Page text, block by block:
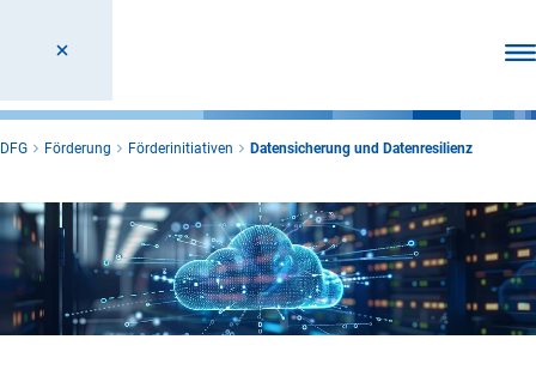
DFG Förderung Förderinitiativen Datensicherung und Datenresilienz